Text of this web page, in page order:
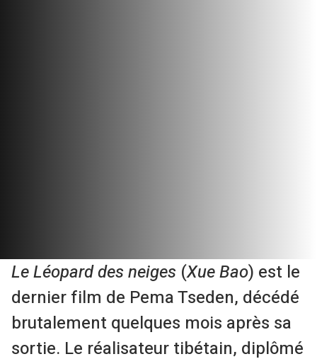
Le Léopard des neiges (Xue Bao) est le
dernier film de Pema Tseden, décédé
brutalement quelques mois après sa
sortie. Le réalisateur tibétain, diplômé